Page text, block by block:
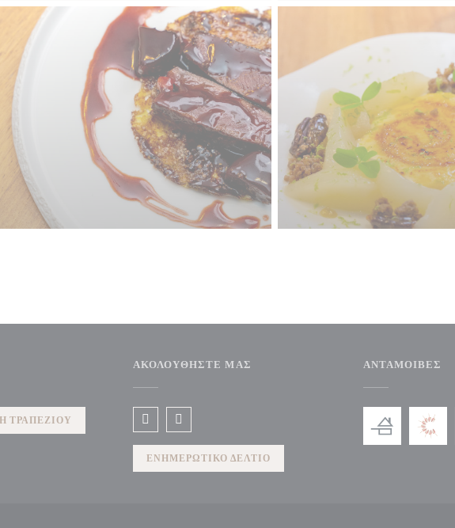
ΤΡΑΠΕΖΙΟΎ
ΑΚΟΛΟΥΘΉΣΤΕ ΜΑΣ
Facebook ((ανοίγει σε νέο παράθυρο))
Instagram ((ανοίγει σε νέο παράθυρο))
ΕΝΗΜΕΡΩΤΙΚΌ ΔΕΛΤΊΟ
ΑΝΤΑΜΟΙΒΈΣ